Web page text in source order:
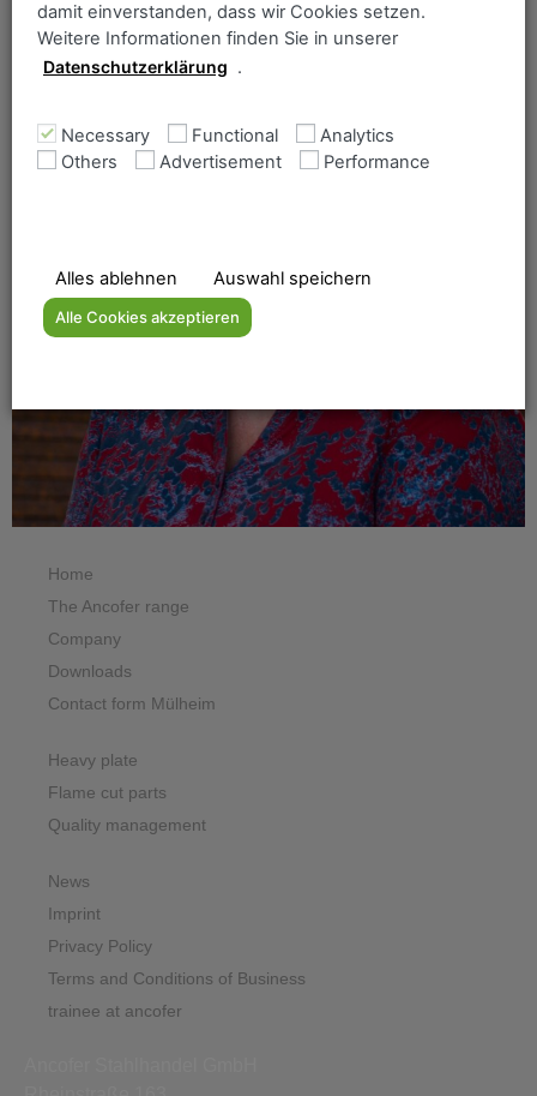
Daniela Demtröder
Home
The Ancofer range
Company
Downloads
Contact form Mülheim
Heavy plate
Flame cut parts
Quality management
News
Imprint
Privacy Policy
Terms and Conditions of Business
trainee at ancofer
damit einverstanden, dass wir Cookies setzen.
Weitere Informationen finden Sie in unserer
Datenschutzerklärung .
Necessary Functional
Analytics
Others
Advertisement Performance
Alles ablehnen Auswahl speichern
Alle Cookies akzeptieren